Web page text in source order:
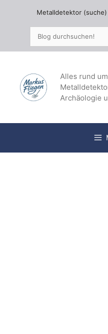
springen
Metalldetektor
Alles rund
Archäologie